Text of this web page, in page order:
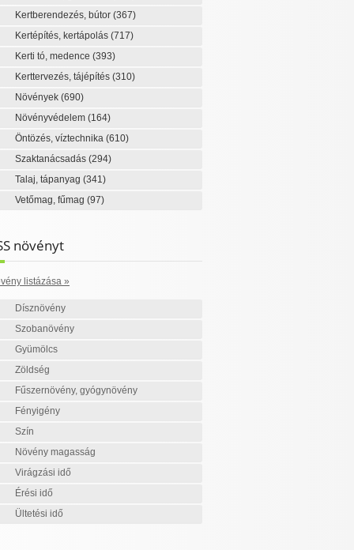
Kertberendezés, bútor (367)
Kertépítés, kertápolás (717)
Kerti tó, medence (393)
Kerttervezés, tájépítés (310)
Növények (690)
Növényvédelem (164)
Öntözés, víztechnika (610)
Szaktanácsadás (294)
Talaj, tápanyag (341)
Vetőmag, fűmag (97)
növényt
listázása »
Dísznövény
Szobanövény
Gyümölcs
Zöldség
Fűszernövény, gyógynövény
Fényigény
Szín
Növény magasság
Virágzási idő
Érési idő
Ültetési idő